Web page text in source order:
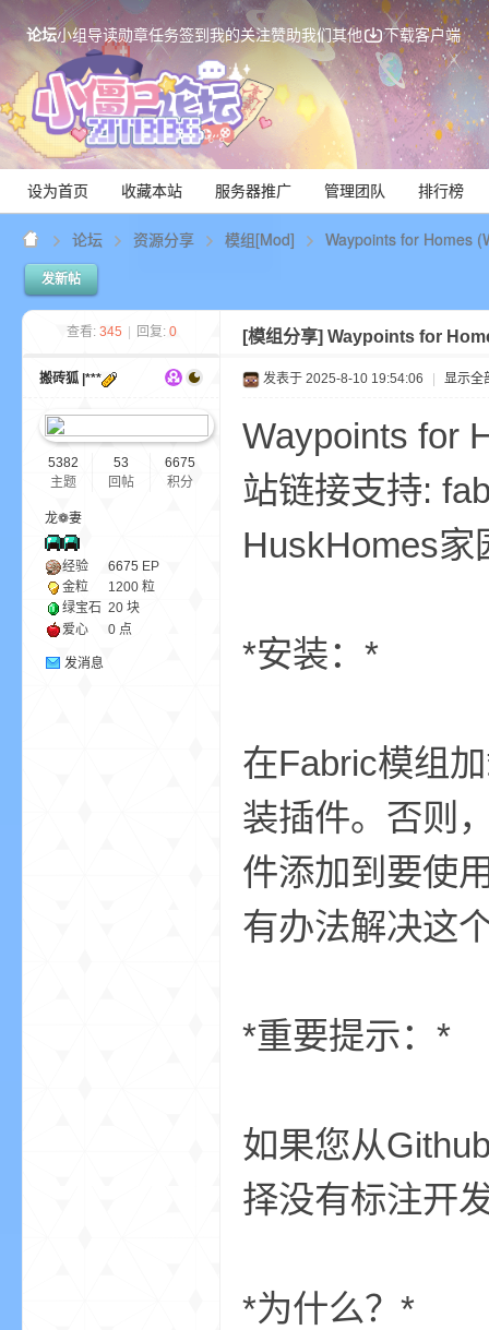
论坛小组导读勋章任务签到我的关注赞助我们其他 下载客户端
设为首页 收藏本站 服务器推广 管理团队 排行榜
论坛 资源分享 模组[Mod] Waypoints for Homes
发新帖
查看: 345 回复: 0 [模组分享] Waypoints for
搬砖狐 |***
5382
主题
53
回帖
6675
积分
龙❁妻
经验 6675 EP
金粒
1200 粒
绿宝石 20 块
爱心
0 点
发消息
发表于 2025-8-10 19:54:06 显示全
Waypoints for
站链接支持:
HuskHomes家
*安装：*
在Fabric模组
装插件。否则
件添加到要使
有办法解决这
*重要提示：*
如果您从
择没有标注开
*为什么？*